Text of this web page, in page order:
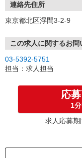
連絡先住所
東京都北区浮間3-2-9
この求人に関するお問
03-5392-5751
担当：求人担当
応
1
求人応募